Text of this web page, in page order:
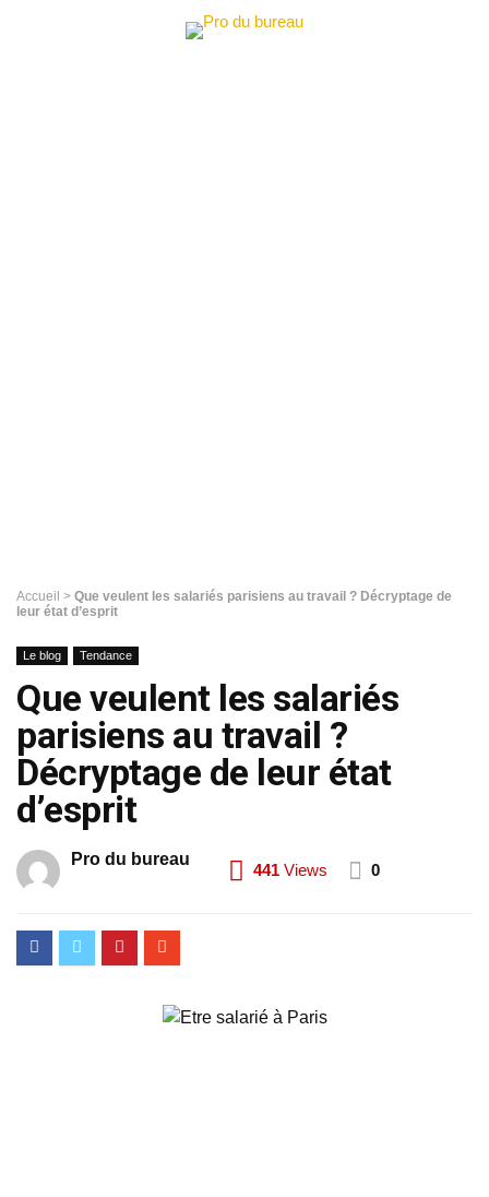
Accueil > Que veulent les salariés parisiens au travail ? Décryptage de
leur état d’esprit
Le blog Tendance
Que veulent les salariés
parisiens au travail ?
Décryptage de leur état
d’esprit
Pro du bureau
441 Views 0